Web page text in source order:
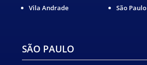
Vila Andrade
São Paulo
SÃO PAULO